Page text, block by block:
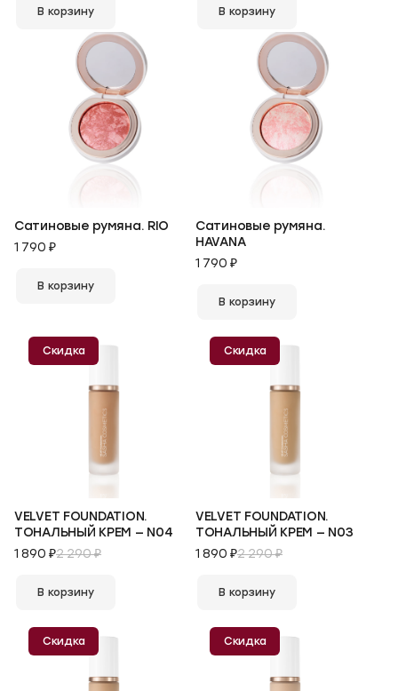
В корзину В корзину
Сатиновые румяна. RIO
1 790 ₽
В корзину
Сатиновые румяна.
HAVANA
1 790 ₽
В корзину
Скидка
VELVET FOUNDATION.
ТОНАЛЬНЫЙ КРЕМ — N04
1 890 ₽2 290 ₽
В корзину
Скидка
VELVET FOUNDATION.
ТОНАЛЬНЫЙ КРЕМ — N03
1 890 ₽2 290 ₽
В корзину
Скидка Скидка